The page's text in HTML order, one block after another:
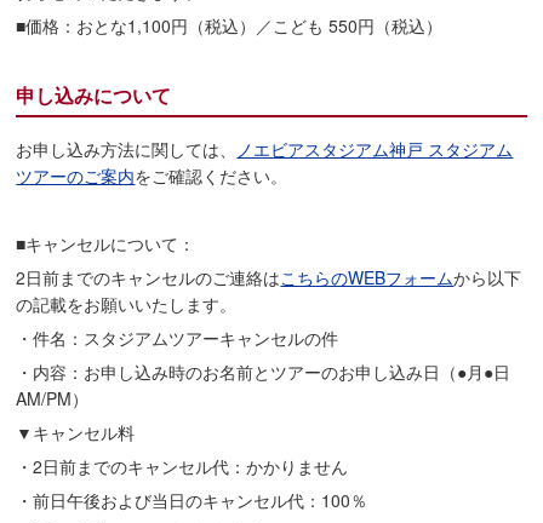
■価格：おとな1,100円（税込）／こども 550円（税込）
申し込みについて
お申し込み方法に関しては、
ノエビアスタジアム神戸 スタジアム
ツアーのご案内をご確認ください。
■キャンセルについて：
2日前までのキャンセルのご連絡はこちらのWEBフォームから以下
の記載をお願いいたします。
・件名：スタジアムツアーキャンセルの件
・内容：お申し込み時のお名前とツアーのお申し込み日（●月●日
AM/PM）
▼キャンセル料
・2日前までのキャンセル代：かかりません
・前日午後および当日のキャンセル代：100％